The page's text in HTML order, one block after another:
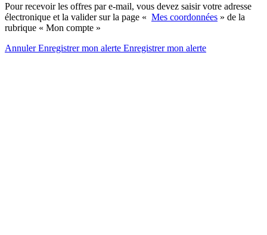
Pour recevoir les offres par e-mail, vous devez saisir votre adresse
électronique et la valider sur la page « Mes coordonnées » de la
rubrique « Mon compte »
AnnulerEnregistrer mon alerte Enregistrermon alerte